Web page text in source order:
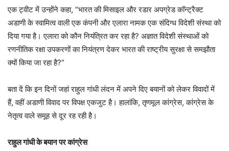
एक ट्वीट में उन्होंने कहा, “भारत की मिसाइल और रडार अपग्रेड कॉन्ट्रैक्ट
अडाणी के स्वामित्व वाली एक कंपनी और एलारा नामक एक संदिग्ध विदेशी संस्था को
दिया गया है। एलारा को कौन नियंत्रित कर रहा है? अज्ञात विदेशी संस्थाओं को
रणनीतिक रक्षा उपकरणों का नियंत्रण देकर भारत की राष्ट्रीय सुरक्षा से समझौता
क्यों किया जा रहा है?”
बता दें कि इन दिनों जहां राहुल गांधी लंदन में अपने दिए बयानों को लेकर विवादों में
हैं, वहीं अडाणी विवाद पर विपक्ष एकजुट है। हालांकि, तृणमूल कांग्रेस, कांग्रेस के
नेतृत्व वाले समूह से दूर रह रही है।
राहुल गांधी के बयान पर कांग्रेस